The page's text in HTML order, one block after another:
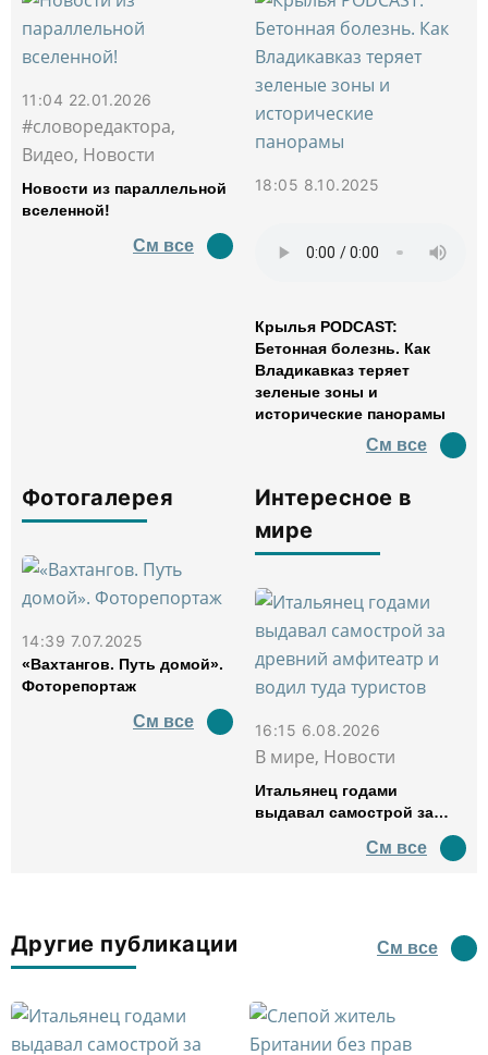
11:04 22.01.2026
#словоредактора,
Видео, Новости
Новости из параллельной
вселенной!
См все
18:05 8.10.2025
Крылья PODCAST:
Бетонная болезнь. Как
Владикавказ теряет
зеленые зоны и
исторические панорамы
См все
Фотогалерея
14:39 7.07.2025
«Вахтангов. Путь домой».
Фоторепортаж
См все
Интересное в
мире
16:15 6.08.2026
В мире, Новости
Итальянец годами
выдавал самострой за
водил туда туристов
См все
Другие публикации См все